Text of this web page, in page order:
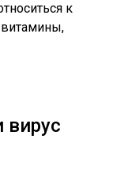
к
вирус